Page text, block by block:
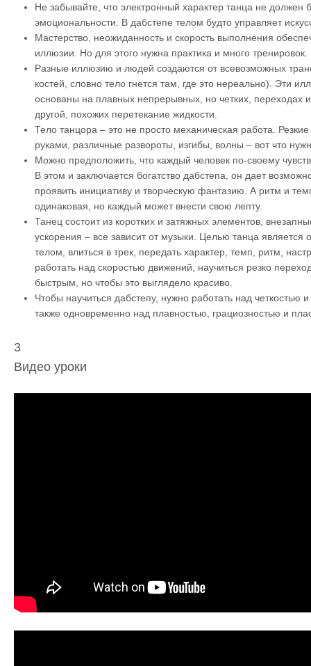
Не забывайте, что электронный характер танца не должен
эмоциональности. В дабстепе телом будто управляет
Мастерство, неожиданность и скорость выполнения
иллюзии. Но для этого нужна практика и много тренировок.
Разные иллюзию и людей создаются от всевозможных
костей, словно тело гнется там, где это нереально). Эти
основаны на плавных непрерывных, но четких, переходах
другой, похожих перетекание жидкости.
Тело танцора – это не просто механическая работа.
руками, различные развороты, изгибы, волны – вот что
Можно предположить, что каждый человек по-своему
В этом и заключается богатство дабстепа, он дает
проявить инициативу и творческую фантазию. А ритм и
одинаковая, но каждый может внести свою лепту.
Танец состоит из коротких и затяжных элементов,
ускорения – все зависит от музыки. Целью танца является
телом, влиться в трек, передать характер, темп, ритм,
работать над скоростью движений, научиться резко
быстрым, но чтобы это выглядело красиво.
Чтобы научиться дабстепу, нужно работать над четкостью
также одновременно над плавностью, грациозностью и
3
Видео уроки